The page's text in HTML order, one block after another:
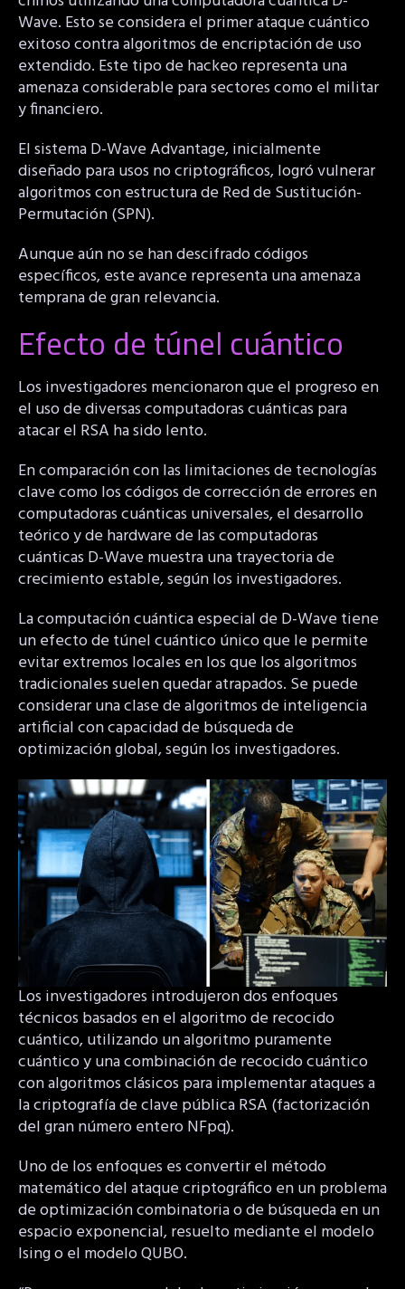
Wave. Esto se considera el primer ataque cuántico
exitoso contra algoritmos de encriptación de uso
extendido. Este tipo de hackeo representa una
amenaza considerable para sectores como el militar
y financiero.
El sistema D-Wave Advantage, inicialmente
diseñado para usos no criptográficos, logró vulnerar
algoritmos con estructura de Red de Sustitución-
Permutación (SPN).
Aunque aún no se han descifrado códigos
específicos, este avance representa una amenaza
temprana de gran relevancia.
Efecto de túnel cuántico
Los investigadores mencionaron que el progreso en
el uso de diversas computadoras cuánticas para
atacar el RSA ha sido lento.
En comparación con las limitaciones de tecnologías
clave como los códigos de corrección de errores en
computadoras cuánticas universales, el desarrollo
teórico y de hardware de las computadoras
cuánticas D-Wave muestra una trayectoria de
crecimiento estable, según los investigadores.
La computación cuántica especial de D-Wave tiene
un efecto de túnel cuántico único que le permite
evitar extremos locales en los que los algoritmos
tradicionales suelen quedar atrapados. Se puede
considerar una clase de algoritmos de inteligencia
artificial con capacidad de búsqueda de
optimización global, según los investigadores.
Los investigadores introdujeron dos enfoques
técnicos basados en el algoritmo de recocido
cuántico, utilizando un algoritmo puramente
cuántico y una combinación de recocido cuántico
con algoritmos clásicos para implementar ataques a
la criptografía de clave pública RSA (factorización
del gran número entero NFpq).
Uno de los enfoques es convertir el método
matemático del ataque criptográfico en un problema
de optimización combinatoria o de búsqueda en un
espacio exponencial, resuelto mediante el modelo
Ising o el modelo QUBO.